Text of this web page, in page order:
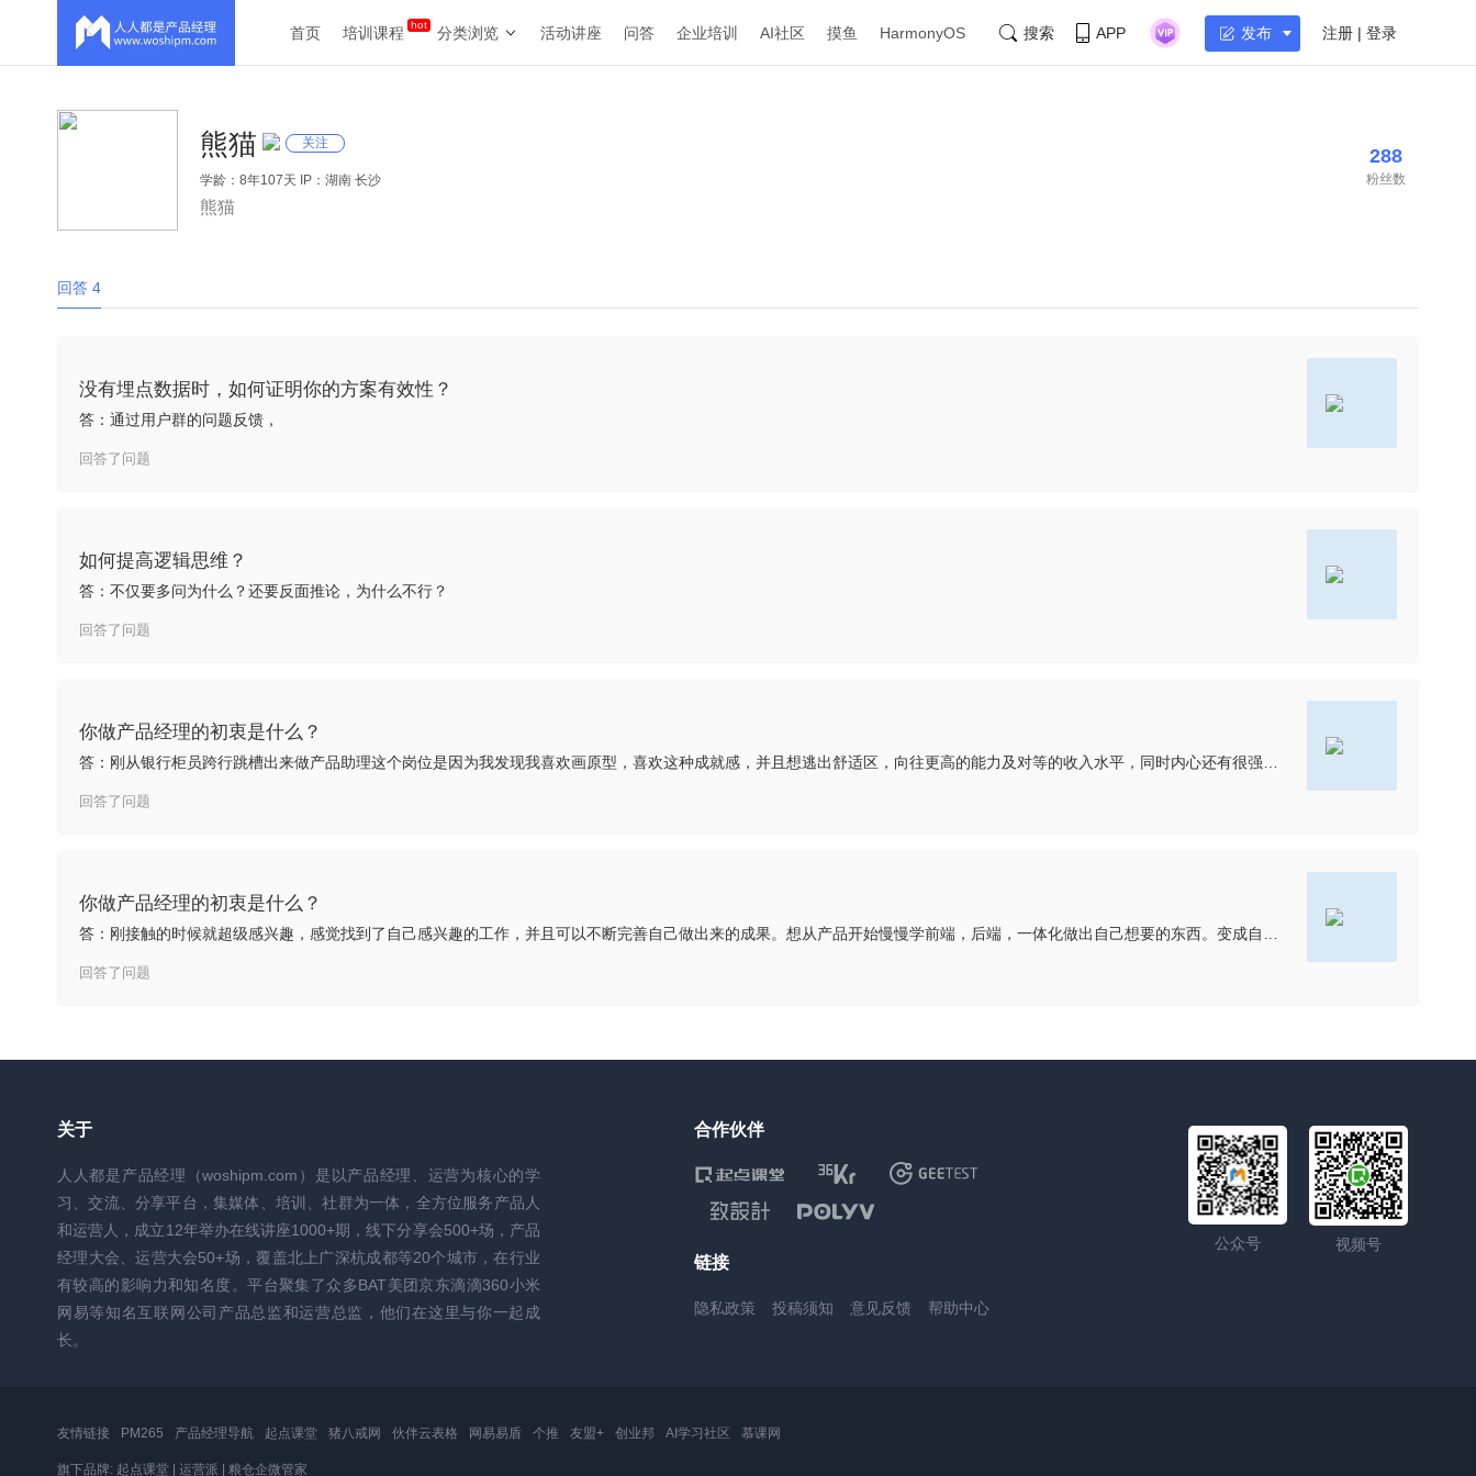
首页 培训课程 分类浏览 活动讲座 问答 企业培训 AI社区 摸鱼 HarmonyOS 搜索 APP 发布 注册 | 登录
熊猫 关注
学龄：8年107天 IP：湖南 长沙
熊猫
288
粉丝数
回答 4
没有埋点数据时，如何证明你的方案有效性？
答：通过用户群的问题反馈，
回答了问题
如何提高逻辑思维？
答：不仅要多问为什么？还要反面推论，为什么不行？
回答了问题
你做产品经理的初衷是什么？
回答了问题
你做产品经理的初衷是什么？
回答了问题
关于
人人都是产品经理（woshipm.com）是以产品经理、运营为核心的学
习、交流、分享平台，集媒体、培训、社群为一体，全方位服务产品人
和运营人，成立12年举办在线讲座1000+期，线下分享会500+场，产品
经理大会、运营大会50+场，覆盖北上广深杭成都等20个城市，在行业
有较高的影响力和知名度。平台聚集了众多BAT美团京东滴滴360小米
网易等知名互联网公司产品总监和运营总监，他们在这里与你一起成
长。
合作伙伴
链接
隐私政策 投稿须知 意见反馈 帮助中心
公众号 视频号
友情链接 PM265 产品经理导航 起点课堂 猪八戒网 伙伴云表格 网易易盾 个推 友盟+ 创业邦 AI学习社区 慕课网
旗下品牌: 起点课堂 运营派 粮仓企微管家